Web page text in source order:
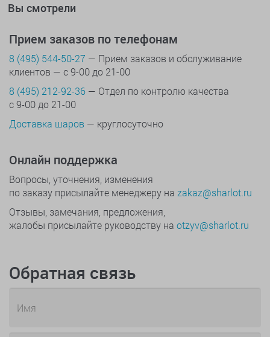
Вы смотрели
Прием заказов по телефонам
8 (495) 544-50-27 — Прием заказов и обслуживание
клиентов — с 9-00 до 21-00
8 (495) 212-92-36 — Отдел по контролю качества
с 9-00 до 21-00
Доставка шаров — круглосуточно
Онлайн поддержка
Вопросы, уточнения, изменения
по заказу присылайте менеджеру на zakaz@sharlot.ru
Отзывы, замечания, предложения,
жалобы присылайте руководству на otzyv@sharlot.ru
Обратная связь